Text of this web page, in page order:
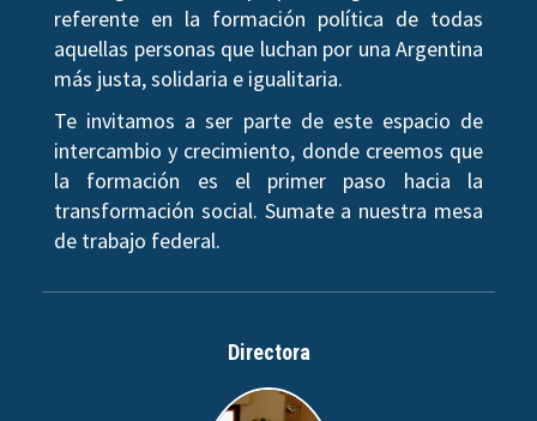
referente en la formación política de todas
aquellas personas que luchan por una Argentina
más justa, solidaria e igualitaria.
Te invitamos a ser parte de este espacio de
intercambio y crecimiento, donde creemos que
la formación es el primer paso hacia la
transformación social. Sumate a nuestra mesa
de trabajo federal.
Directora